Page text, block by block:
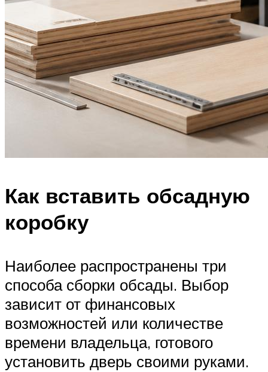
Как вставить обсадную
коробку
Наиболее распространены три
способа сборки обсады. Выбор
зависит от финансовых
возможностей или количестве
времени владельца, готового
установить дверь своими руками.